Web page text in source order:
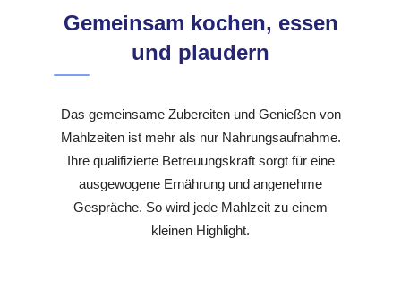
Gemeinsam kochen, essen
und plaudern
Das gemeinsame Zubereiten und Genießen von
Mahlzeiten ist mehr als nur Nahrungsaufnahme.
Ihre qualifizierte Betreuungskraft sorgt für eine
ausgewogene Ernährung und angenehme
Gespräche. So wird jede Mahlzeit zu einem
kleinen Highlight.